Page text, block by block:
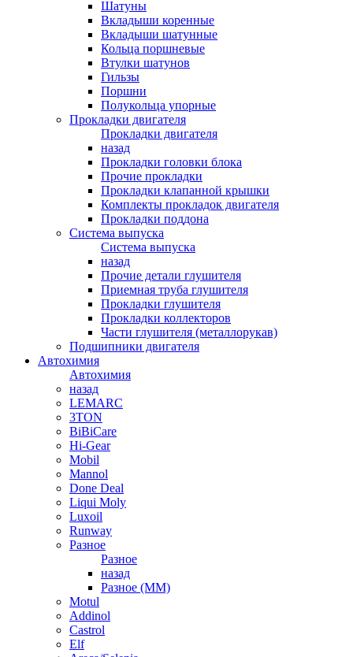
Шатуны
Вкладыши коренные
Вкладыши шатунные
Кольца поршневые
Втулки шатунов
Гильзы
Поршни
Полукольца упорные
Прокладки двигателя
Прокладки двигателя
назад
Прокладки головки блока
Прочие прокладки
Прокладки клапанной крышки
Комплекты прокладок двигателя
Прокладки поддона
Система выпуска
Система выпуска
назад
Прочие детали глушителя
Приемная труба глушителя
Прокладки глушителя
Прокладки коллекторов
Части глушителя (металлорукав)
Подшипники двигателя
Автохимия
Автохимия
назад
LEMARC
3TON
BiBiCare
Hi-Gear
Mobil
Mannol
Done Deal
Liqui Moly
Luxoil
Runway
Разное
Разное
назад
Разное (ММ)
Motul
Addinol
Castrol
Elf